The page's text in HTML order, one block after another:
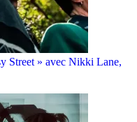
Street » avec Nikki Lane,